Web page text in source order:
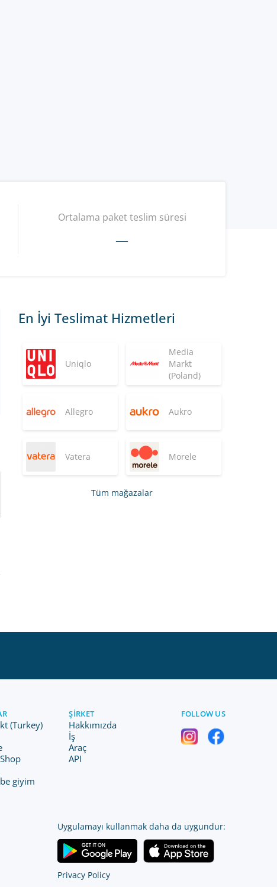
Ortalama paket teslim süresi
—
En İyi Teslimat Hizmetleri
Uniqlo
Media
Markt
(Poland)
Allegro Aukro
Vatera Morele
Tüm mağazalar
(Turkey)
giyim
ŞIRKET
Hakkımızda
İş
Araç
API
FOLLOW US
Uygulamayı kullanmak daha da uygundur:
Privacy Policy